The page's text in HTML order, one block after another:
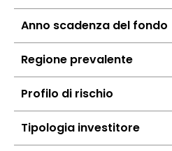
Anno scadenza del fondo
Regione prevalente
Profilo di rischio
Tipologia investitore